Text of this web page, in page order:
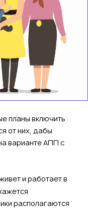
планы включить
от них, дабы
варианте АПП с
и работает в
располагаются